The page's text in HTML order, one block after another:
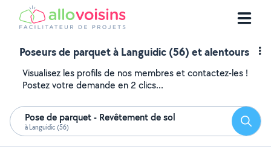
Poseurs de parquet à Languidic (56) et alentours
Visualisez les profils de nos membres et contactez-les !
Postez votre demande en 2 clics...
Pose de parquet - Revêtement de sol
à Languidic (56)